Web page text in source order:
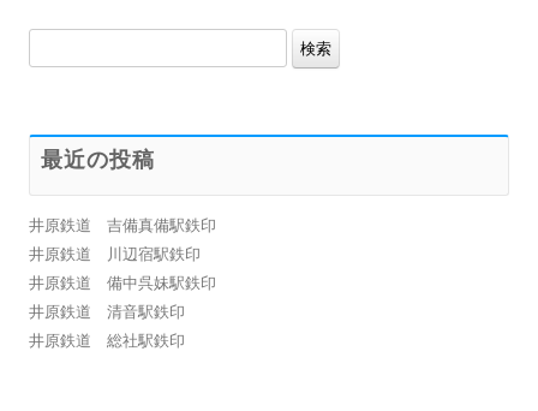
索:
最近の投稿
井原鉄道 吉備真備駅鉄印
井原鉄道 川辺宿駅鉄印
井原鉄道 備中呉妹駅鉄印
井原鉄道 清音駅鉄印
井原鉄道 総社駅鉄印